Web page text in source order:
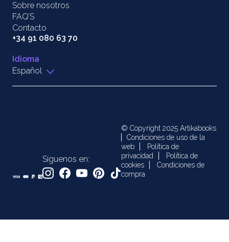
Sobre nosotros
FAQ’S
Contacto
+34 91 080 63 70
Idioma
Español
Síguenos en:
© Copyright 2025 Artikabooks
Condiciones de uso de la
web
Política de
privacidad
Política de
cookies
Condiciones de
compra